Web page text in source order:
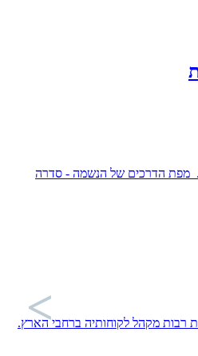
מפת הדרכים של הנשמה - סדרה
רבות מקהל לקוחותיה ברחבי הארץ.